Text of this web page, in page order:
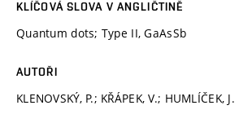
KLÍČOVÁ SLOVA V ANGLIČTINĚ
Quantum dots; Type II, GaAsSb
AUTOŘI
KLENOVSKÝ, P.; KŘÁPEK, V.; HUMLÍČEK, J.